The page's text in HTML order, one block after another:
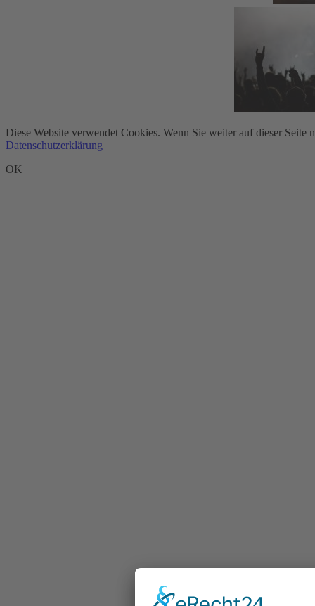
Diese Website verwendet Cookies. Wenn Sie weiter auf dieser
Datenschutzerklärung
OK